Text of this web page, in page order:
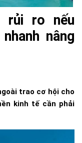
rủi ro nếu
nâng
trao cơ hội cho
kinh tế cần phải